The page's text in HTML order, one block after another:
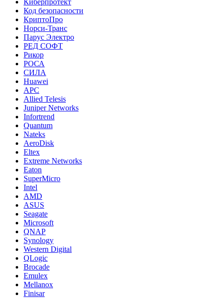
Киберпротект
Код безопасности
КриптоПро
Норси-Транс
Парус Электро
РЕД СОФТ
Рикор
РОСА
СИЛА
Huawei
APC
Allied Telesis
Juniper Networks
Infortrend
Quantum
Nateks
AeroDisk
Eltex
Extreme Networks
Eaton
SuperMicro
Intel
AMD
ASUS
Seagate
Microsoft
QNAP
Synology
Western Digital
QLogic
Brocade
Emulex
Mellanox
Finisar